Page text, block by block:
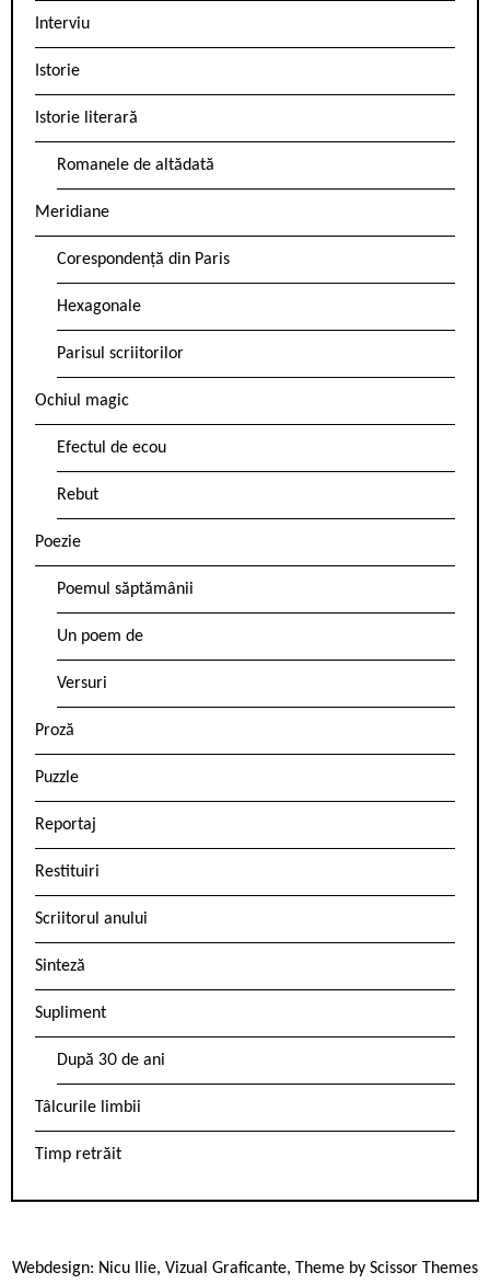
Interviu
Istorie
Istorie literară
Romanele de altădată
Meridiane
Corespondență din Paris
Hexagonale
Parisul scriitorilor
Ochiul magic
Efectul de ecou
Rebut
Poezie
Poemul săptămânii
Un poem de
Versuri
Proză
Puzzle
Reportaj
Restituiri
Scriitorul anului
Sinteză
Supliment
După 30 de ani
Tâlcurile limbii
Timp retrăit
Webdesign: Nicu Ilie, Vizual Graficante, Theme by Scissor Themes